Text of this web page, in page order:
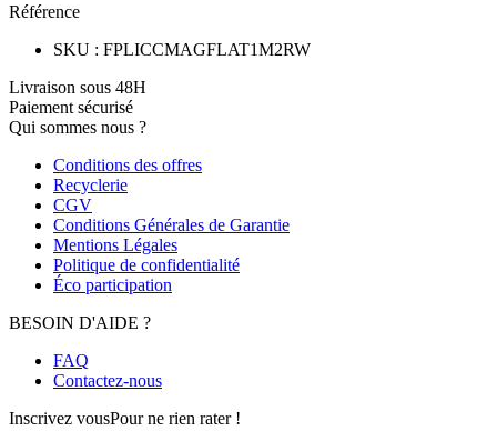
Référence
SKU : FPLICCMAGFLAT1M2RW
Livraison sous 48H
Paiement sécurisé
Qui sommes nous ?
Conditions des offres
Recyclerie
CGV
Conditions Générales de Garantie
Mentions Légales
Politique de confidentialité
Éco participation
BESOIN D'AIDE ?
FAQ
Contactez-nous
Inscrivez vousPour ne rien rater !